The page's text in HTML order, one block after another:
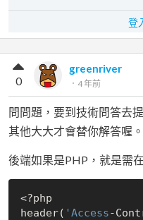
登
greenriver
． 4 年前
0
問問題，要到技術問答去提
其他大大才會替你解答喔。
後端如果是PHP，就是需
<?php
header( 'Access-